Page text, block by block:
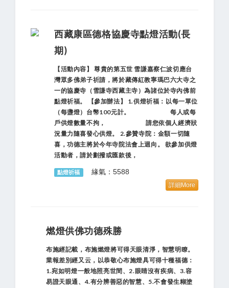
西藏康區德格協慶寺點燈活動(長
期)
【活動內容】 尊貴的第五世 雪謙嘉察仁波切應台
灣眾多佛弟子祈請，將於藏傳紅教寧瑪巴六大寺之
一的協慶寺（雪謙寺西藏主寺）為諸位於寺內佛前
點燈祈福。 【參加辦法】 1.供燈祈福：以每一單位
（每盞燈）台幣100元計。 每人或每
戶供燈數量不拘， 請您依個人經濟狀
況量力隨喜發心供燈。 2.參贊寺院：金額一切隨
喜，功德主將於今年寺院法會上迴向。 欲參加供燈
活動者，請於劃撥或匯款後，
點燈祈福 緣氣：5588
詳細More
燃燈供佛功德殊勝
布施經記載，布施燃燈將可得天眼清淨，智慧明瞭。
業報差別經又云，以恭敬心布施燈具可得十種福德：
1.宛如明燈一般地照亮世間、2.眼睛沒有疾病、3.容
易證天眼通、4.有分辨善惡的智慧、5.不會發生糊塗